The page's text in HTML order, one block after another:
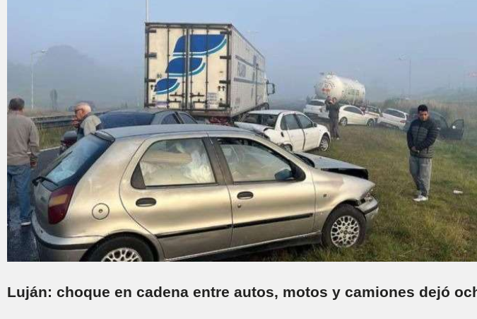
Luján: choque en cadena entre autos, motos y camiones dejó